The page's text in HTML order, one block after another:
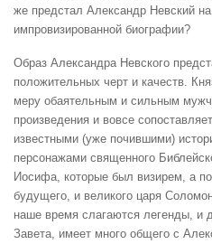
же предстал Александр Невский
импровизированной биографии?
Образ Александра Невского
положительных черт и качеств.
меру обаятельным и сильным
произведения и вовсе
известными (уже почившими)
персонажами священного
Иосифа, которые был визирем, а
будущего, и великого царя
наше время слагаются легенды, и
Завета, имеет много общего с